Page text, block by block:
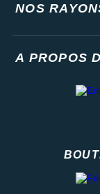
NOS
A PROPOS